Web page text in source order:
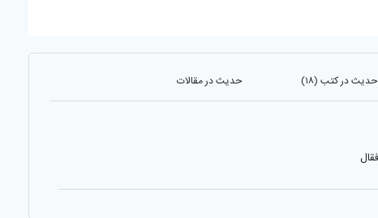
حدیث در کتب (۱۸) حدیث در مقالات